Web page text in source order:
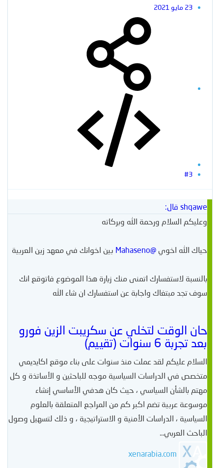
23 مايو 2021
#3
shqawe قال:
وعليكم السلام ورحمة الله وبركاته
حياك الله اخوي @Mahaseno بين اخوانك في معهد زين العربية
بالنسبة ﻻستفسارك اتمنى منك زيارة هذا الموضوع فاتوقع انك
سوف تجد مبتغاك واجابة عن استفسارك ان شاء الله
حان الوقت لتخلي عن سكريبت الزين فورو
بعد تجربة 6 سنوات (تقييم)
السلام عليكم لقد عملت منذ سنوات على بناء موقع اكايديمي
متخصص في الدراسات السياسية موجه للباحثين و الأساتذة و كل
مهتم بالشأن السياسي ، حيث كان هدفي الأساسي إنشاء
موسوعة عربية تضم اكبر كم من المراجع المتعلقة بالعلوم
السياسية ، الدراسات الأمنية و الاستراتيجية ، و ذلك لتسهيل وصول
الباحث العربي...
xenarabia.com